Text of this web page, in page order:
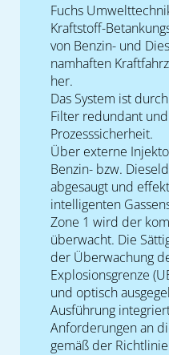
Fuchs
Kraftstoff-
von Benzin- und
namhaften
her.
Das System ist
Filter redundant
Prozesssicherheit.
Über externe
Benzin- bzw.
abgesaugt und
intelligenten
Zone 1 wird der
überwacht. Die
der Überwachung
Explosionsgrenze
und optisch
Ausführung
Anforderungen an
gemäß der Richtlinie